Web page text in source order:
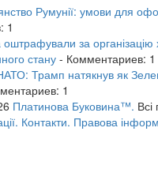
Румунії: умови для
1
оштрафували за організацію
стану - Комментариев: 1
Трамп натякнув як
1
Платинова Буковина™.
Контакти. Правова